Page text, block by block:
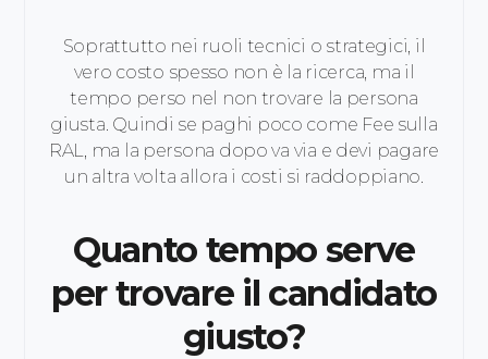
Soprattutto nei ruoli tecnici o strategici, il
vero costo spesso non è la ricerca, ma il
tempo perso nel non trovare la persona
giusta. Quindi se paghi poco come Fee sulla
RAL, ma la persona dopo va via e devi pagare
un altra volta allora i costi si raddoppiano.
Quanto tempo serve
per trovare il candidato
giusto?